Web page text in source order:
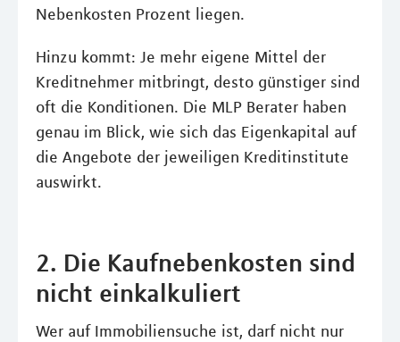
Nebenkosten Prozent liegen.
Hinzu kommt: Je mehr eigene Mittel der
Kreditnehmer mitbringt, desto günstiger sind
oft die Konditionen. Die MLP Berater haben
genau im Blick, wie sich das Eigenkapital auf
die Angebote der jeweiligen Kreditinstitute
auswirkt.
2. Die Kaufnebenkosten sind
nicht einkalkuliert
Wer auf Immobiliensuche ist, darf nicht nur